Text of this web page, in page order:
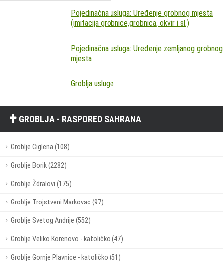
Pojedinačna usluga: Uređenje grobnog mjesta
(imitacija grobnice,grobnica, okvir i sl.)
Pojedinačna usluga: Uređenje zemljanog grobnog
mjesta
Groblja usluge
GROBLJA - RASPORED SAHRANA
Groblje Ciglena (108)
Groblje Borik (2282)
Groblje Ždralovi (175)
Groblje Trojstveni Markovac (97)
Groblje Svetog Andrije (552)
Groblje Veliko Korenovo - katoličko (47)
Groblje Gornje Plavnice - katoličko (51)